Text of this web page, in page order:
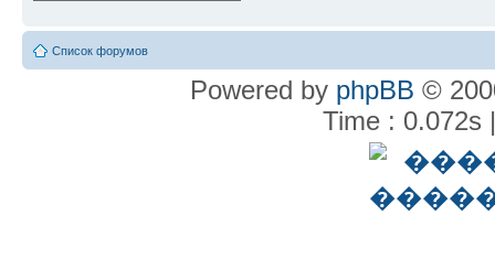
Список форумов
Powered by phpBB ©
Time : 0.072s